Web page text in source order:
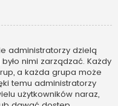
administratorzy dzielą
nimi zarządzać. Każdy
a każda grupa może
temu administratorzy
użytkowników naraz,